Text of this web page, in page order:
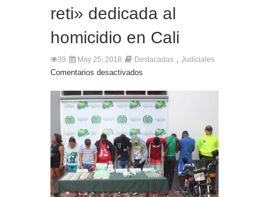
reti» dedicada al
homicidio en Cali
39 May 25, 2018 Destacadas , Judiciales
Comentarios desactivados